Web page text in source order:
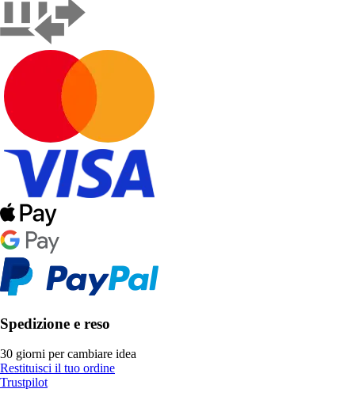
Spedizione e reso
30 giorni per cambiare idea
Restituisci il tuo ordine
Trustpilot